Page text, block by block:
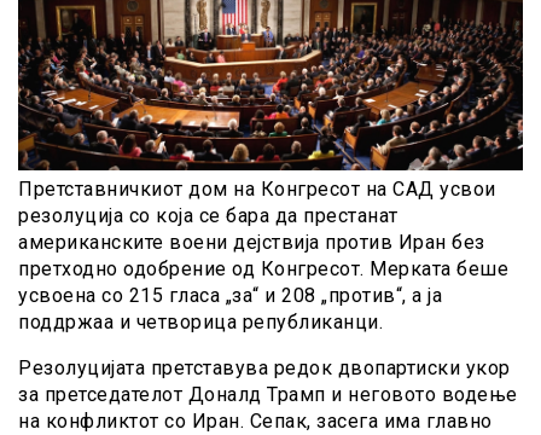
Претставничкиот дом на Конгресот на САД усвои
резолуција со која се бара да престанат
американските воени дејствија против Иран без
претходно одобрение од Конгресот. Мерката беше
усвоена со 215 гласа „за“ и 208 „против“, а ја
поддржаа и четворица републиканци.
Резолуцијата претставува редок двопартиски укор
за претседателот Доналд Трамп и неговото водење
на конфликтот со Иран. Сепак, засега има главно